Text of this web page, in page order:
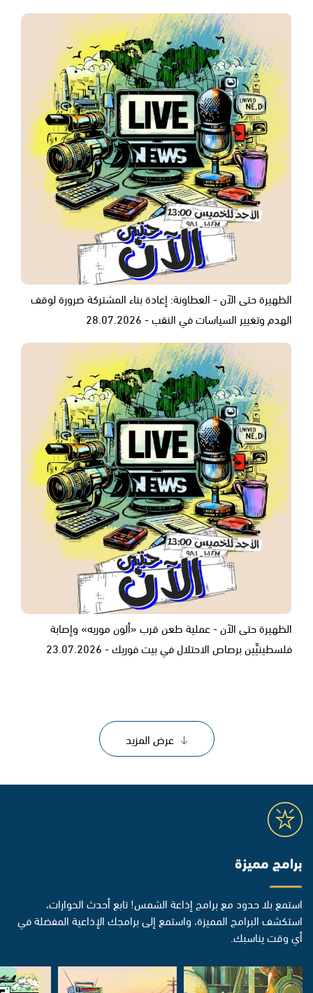
الظهيرة حتى الآن - العطاونة: إعادة بناء المشتركة ضرورة لوقف
الهدم وتغيير السياسات في النقب - 28.07.2026
الظهيرة حتى الآن - عملية طعن قرب «ألون موريه» وإصابة
فلسطينيَّين برصاص الاحتلال في بيت فوريك - 23.07.2026
عرض المزيد
برامج مميزة
استمع بلا حدود مع برامج إذاعة الشمس! تابع أحدث الحوارات،
استكشف البرامج المميزة، واستمع إلى برامجك الإذاعية المفضلة في
أي وقت يناسبك.